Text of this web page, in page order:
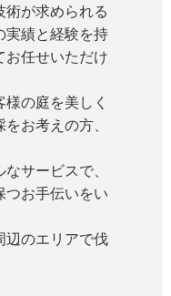
が求められる
実績と経験を持
お任せいただけ
の庭を美しく
お考えの方、
サービスで、
つお手伝いをい
辺のエリアで伐